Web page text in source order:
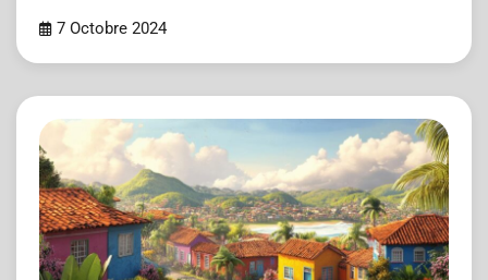
7 Octobre 2024